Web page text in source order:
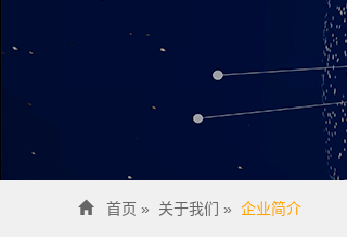
首页 » 关于我们 » 企业简介